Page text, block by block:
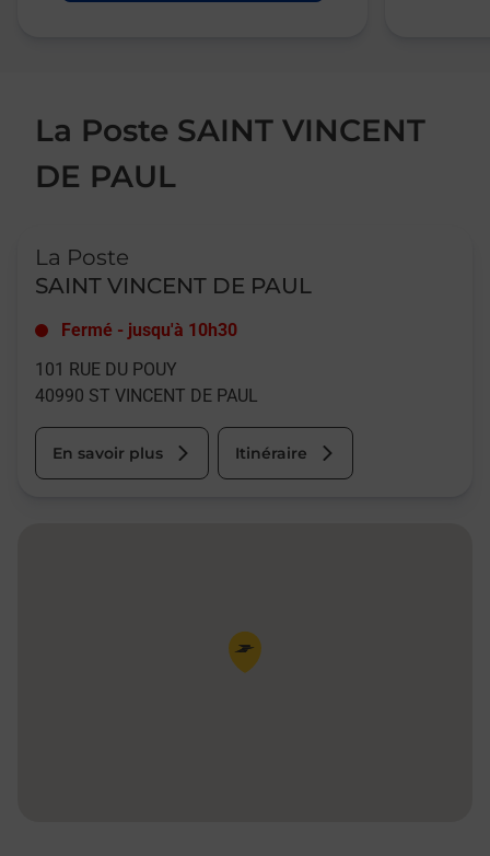
La Poste SAINT VINCENT
DE PAUL
La Poste
SAINT VINCENT DE PAUL
Fermé - jusqu'à 10h30
101 RUE DU POUY
40990 ST VINCENT DE PAUL
En savoir plus Itinéraire
Pin de la carte